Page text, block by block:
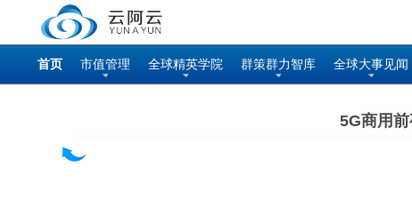
首页 市值管理 全球精英学院 群策群力智库 全球大事见闻
5G商用